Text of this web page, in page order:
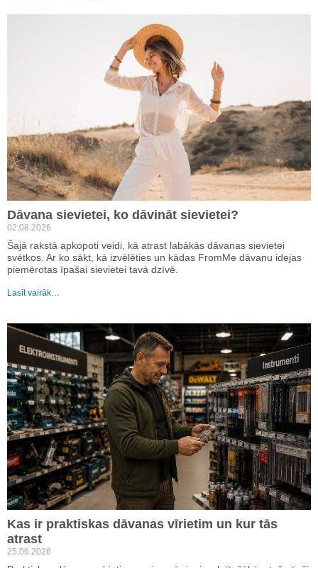
Dāvana sievietei, ko dāvināt sievietei?
02.08.2026
Šajā rakstā apkopoti veidi, kā atrast labākās dāvanas sievietei
svētkos. Ar ko sākt, kā izvēlēties un kādas FromMe dāvanu idejas
piemērotas īpašai sievietei tavā dzīvē.
Lasīt vairāk…
Kas ir praktiskas dāvanas vīrietim un kur tās
atrast
25.06.2026